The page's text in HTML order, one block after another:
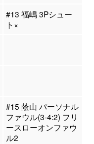
#13 福嶋 3Pシュー
ト×
#15 蔭山 パーソナル
ファウル(3-4:2) フリ
ースローオンファウ
ル2